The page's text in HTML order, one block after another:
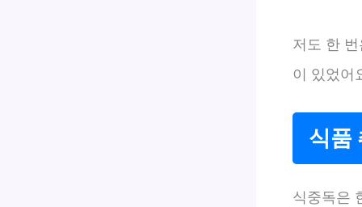
저도 한
이 있었어
식품
식중독은